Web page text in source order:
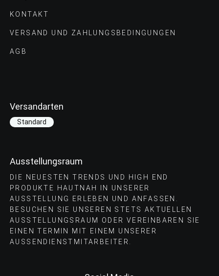
KONTAKT
VERSAND UND ZAHLUNGS­BEDINGUNGEN
AGB
Versandarten
Standard
Ausstellungsraum
DIE NEUESTEN TRENDS UND HIGH END
PRODUKTE HAUTNAH IN UNSERER
AUSSTELLUNG ERLEBEN UND ANFASSEN.
BESUCHEN SIE UNSEREN STETS AKTUELLEN
AUSSTELLUNGSRAUM ODER VEREINBAREN SIE
EINEN TERMIN MIT EINEM UNSERER
AUSSENDIENSTMITARBEITER.